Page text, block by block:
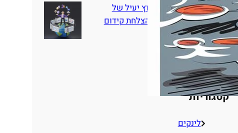
איך לבצע מיקור חוץ יעיל של
קישורים חוזרים להצלחת קידום
אתרים
קטגוריות
לינקים